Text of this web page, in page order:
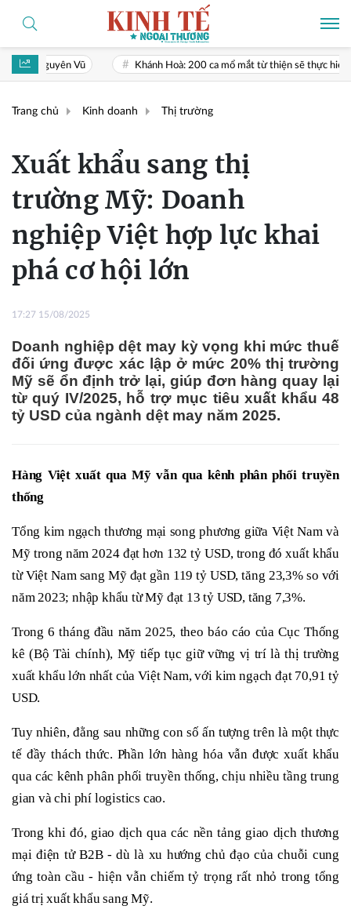
Khánh Hoà: 200 ca mổ mắt từ thiện sẽ thực hiện vào tháng 10/2026
Trang chủ Kinh doanh Thị trường
Xuất khẩu sang thị
trường Mỹ: Doanh
nghiệp Việt hợp lực khai
phá cơ hội lớn
17:27 15/08/2025
Doanh nghiệp dệt may kỳ vọng khi mức thuế
đối ứng được xác lập ở mức 20% thị trường
Mỹ sẽ ổn định trở lại, giúp đơn hàng quay lại
từ quý IV/2025, hỗ trợ mục tiêu xuất khẩu 48
tỷ USD của ngành dệt may năm 2025.
Hàng Việt xuất qua Mỹ vẫn qua kênh phân phối truyền
thống
Tổng kim ngạch thương mại song phương giữa Việt Nam và
Mỹ trong năm 2024 đạt hơn 132 tỷ USD, trong đó xuất khẩu
từ Việt Nam sang Mỹ đạt gần 119 tỷ USD, tăng 23,3% so với
năm 2023; nhập khẩu từ Mỹ đạt 13 tỷ USD, tăng 7,3%.
Trong 6 tháng đầu năm 2025, theo báo cáo của Cục Thống
kê (Bộ Tài chính), Mỹ tiếp tục giữ vững vị trí là thị trường
xuất khẩu lớn nhất của Việt Nam, với kim ngạch đạt 70,91 tỷ
USD.
Tuy nhiên, đằng sau những con số ấn tượng trên là một thực
tế đầy thách thức. Phần lớn hàng hóa vẫn được xuất khẩu
qua các kênh phân phối truyền thống, chịu nhiều tầng trung
gian và chi phí logistics cao.
Trong khi đó, giao dịch qua các nền tảng giao dịch thương
mại điện tử B2B - dù là xu hướng chủ đạo của chuỗi cung
ứng toàn cầu - hiện vẫn chiếm tỷ trọng rất nhỏ trong tổng
giá trị xuất khẩu sang Mỹ.